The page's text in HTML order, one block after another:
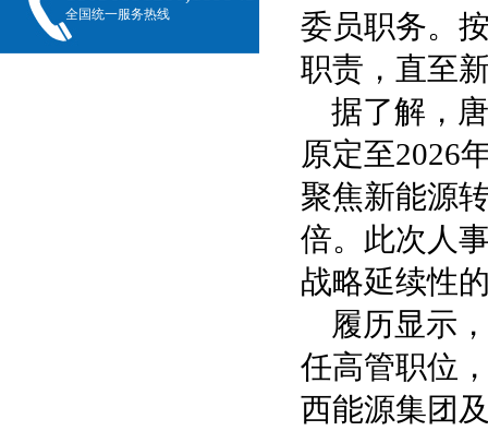
全国统一服务热线
委员职务。
职责，直至
据了解，
原定至2026
聚焦新能源
倍。此次人
战略延续性
履历显示
任高管职位
西能源集团